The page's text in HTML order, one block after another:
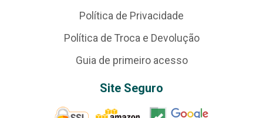
Política de Privacidade
Política de Troca e Devolução
Guia de primeiro acesso
Site Seguro